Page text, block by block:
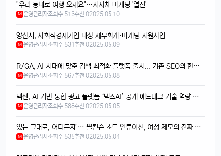
"우리 동네로 여행 오세요"…지자체 마케팅 '열전'
M 운영관리자조회수 513추천 02025.05.10
양산시, 사회적경제기업 대상 세무회계·마케팅 지원사업
M 운영관리자조회수 531추천 02025.05.09
R/GA, AI 시대에 맞춘 검색 최적화 플랫폼 출시... 기존 SEO의 한계를 넘는 ‘AI 서치 최적화 도구’ 선보여
M 운영관리자조회수 567추천 02025.05.08
넥센, AI 기반 통합 광고 플랫폼 ‘넥스AI’ 공개 애드테크 기술 역량 대폭 강화
M 운영관리자조회수 588추천 02025.05.05
있는 그대로, 어디든지"… 윌킨슨 소드 인튜이션, 여성 제모의 진짜 현실을 말하다
M 운영관리자조회수 535추천 02025.05.04
이번엔 충전기도 안 준다면서요ㅋ
1 달달구리13:32:51
넹, 환경 생각해서 그렇다던데욬ㅋㅋㅋ
1 휴민13:32:51
에어팟이랑 연결도 잘 되는지 궁금함ㅎ
1 달달구리13:32:51
1 태양신 13:32:51
페이스ID 인식도 더 빨라졌다는데 사실임?ㅋㅋ
맞음, 마스크 써도 잘 인식된다고 들었음ㅎㅎ
1 달달구리13:32:51